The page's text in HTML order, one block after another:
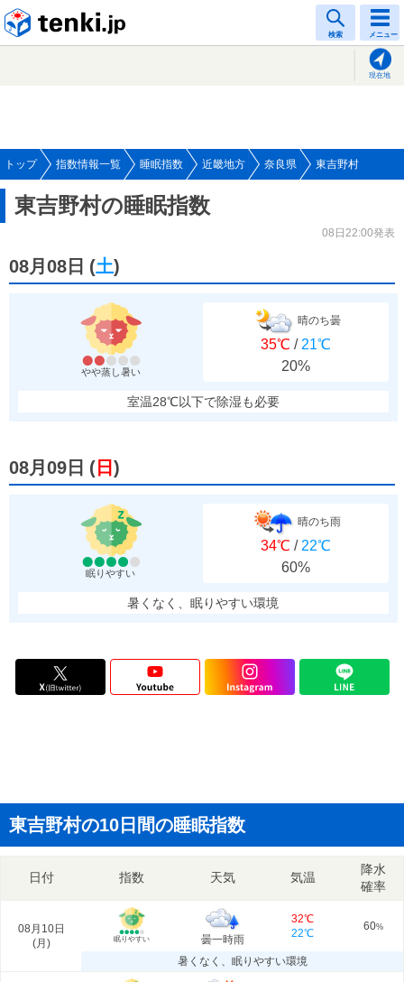
検索 メニュー
現在地
トップ 指数情報一覧 睡眠指数 近畿地方 奈良県 東吉野村
東吉野村の睡眠指数
08日22:00発表
08月08日 (土)
やや蒸し暑い
晴のち曇
35℃ / 21℃
20%
室温28℃以下で除湿も必要
08月09日 ( 日 )
眠りやすい
晴のち雨
34℃ / 22℃
60%
暑くなく、眠りやすい環境
東吉野村の10日間の睡眠指数
日付 指数 天気 気温
降水
確率
08月10日
(月 ) 眠りやすい 曇一時雨
32℃
22℃
60%
暑くなく、眠りやすい環境